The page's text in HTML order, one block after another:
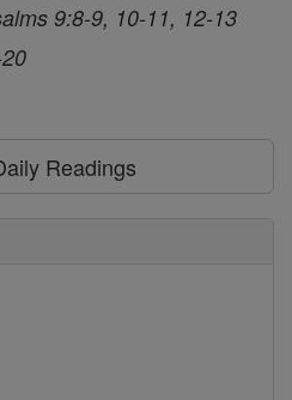
9:8-9, 10-11, 12-13
Readings